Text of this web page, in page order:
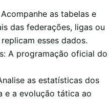
as tabelas e
das federações, ligas ou
esses dados.
A programação oficial do
as estatísticas dos
e a evolução tática ao